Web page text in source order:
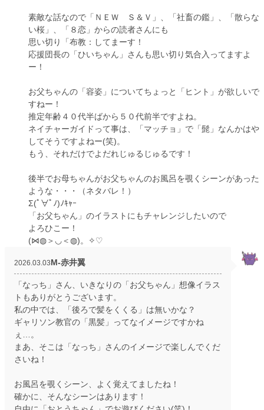
素敵な話なので「ＮＥＷ Ｓ＆Ｖ」、「社畜の鑑」、「散らな
い桜」、「８恋」からの読者さんにも
思い切り「布教：してまーす！
応援団長の「ひいちゃん」さんも思い切り気合入ってますよ
ー！
お父ちゃんの「容姿」についてちょっと「ヒント」が欲しいで
すねー！
推定年齢４０代半ばから５０代前半ですよね。
ネイチャーガイドって事は、「マッチョ」で「髭」なんかはや
してそうですよねー(笑)。
もう、それだけでよだれじゅるじゅるです！
後半でお母ちゃんがお父ちゃんのお風呂を覗くシーンがあった
ような・・・（ネタバレ！）
Σ(ﾟ∀ﾟﾉ)ﾉｷｬｰ
「お父ちゃん」のイラストにもチャレンジしたいので
よろひこー！
(⋈◍＞◡＜◍)。✧♡
2026.03.03M‐赤井翼
「なっち」さん、いきなりの「お父ちゃん」想像イラス
トもありがとうございます。
私の中では、「後ろで髪をくくる」は無いかな？
ギャリソン教官の「黒髪」ってなイメージですかね
ぇ…。
まあ、そこは「なっち」さんのイメージで楽しんでくだ
さいね！
お風呂を覗くシーン、よく覚えてましたね！
確かに、そんなシーンはあります！